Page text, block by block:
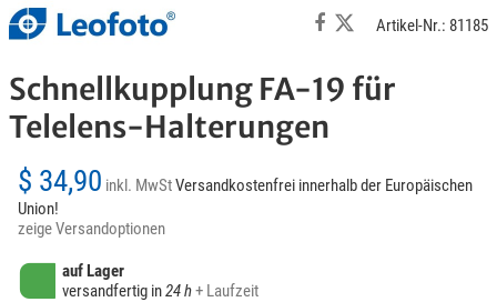
Artikel-Nr.: 81185
Schnellkupplung FA-19 für
Telelens-Halterungen
$ 34,90 inkl. MwStVersandkostenfrei innerhalb der Europäischen
Union!
zeige Versandoptionen
auf Lager
versandfertig in24 h+ Laufzeit